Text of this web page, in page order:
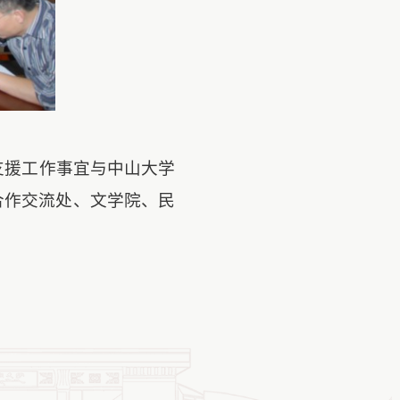
工作事宜与中山大学
交流处、文学院、民